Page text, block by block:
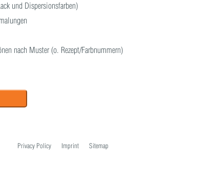
und Dispersionsfarben)
nach Muster (o. Rezept/Farbnummern)
Privacy Policy Imprint Sitemap